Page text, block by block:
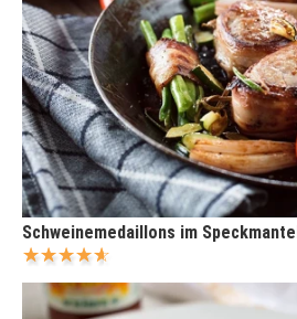
Schweinemedaillons im